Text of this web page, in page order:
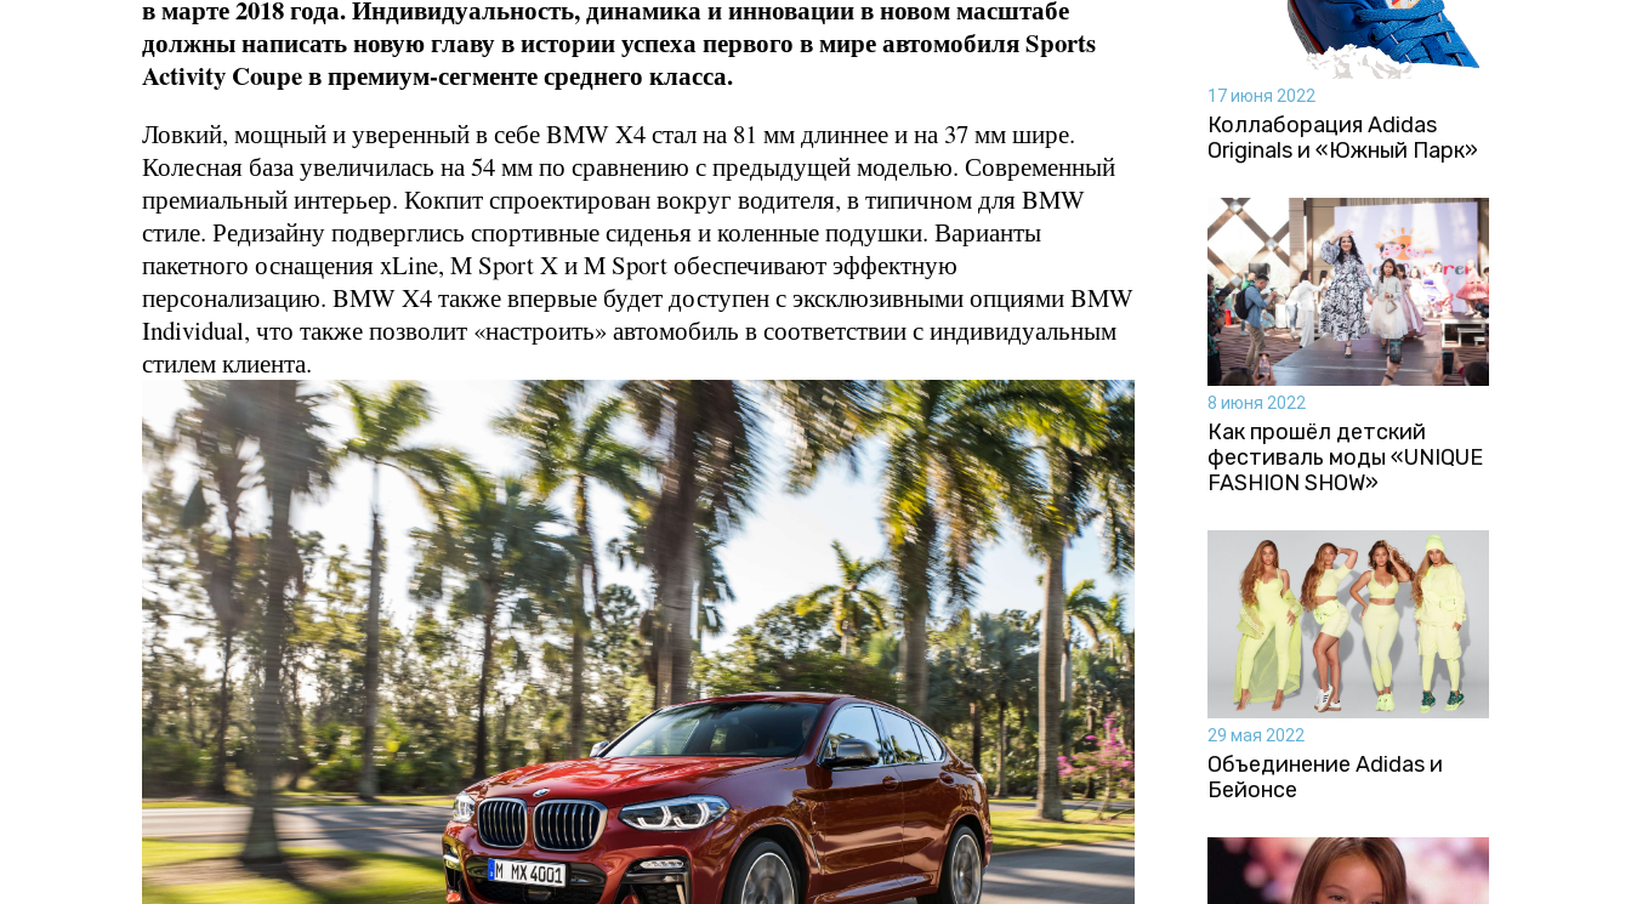
в марте 2018 года. Индивидуальность, динамика и инновации в новом масштабе
должны написать новую главу в истории успеха первого в мире автомобиля Sports
Activity Coupe в премиум-сегменте среднего класса.
Ловкий, мощный и уверенный в себе BMW X4 стал на 81 мм длиннее и на 37 мм шире.
Колесная база увеличилась на 54 мм по сравнению с предыдущей моделью. Современный
премиальный интерьер. Кокпит спроектирован вокруг водителя, в типичном для BMW
стиле. Редизайну подверглись спортивные сиденья и коленные подушки. Варианты
пакетного оснащения xLine, M Sport X и M Sport обеспечивают эффектную
персонализацию. BMW X4 также впервые будет доступен с эксклюзивными опциями BMW
Individual, что также позволит «настроить» автомобиль в соответствии с индивидуальным
стилем клиента.
17 июня 2022
Коллаборация Аdidas
Originals и «Южный Парк»
8 июня 2022
Как прошёл детский
фестиваль моды «UNIQUE
FASHION SHOW»
29 мая 2022
Объединение Adidas и
Бейонсе